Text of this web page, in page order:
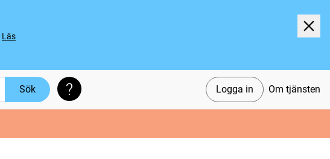
Läs
Logga in Om tjänsten
Sök Söktips